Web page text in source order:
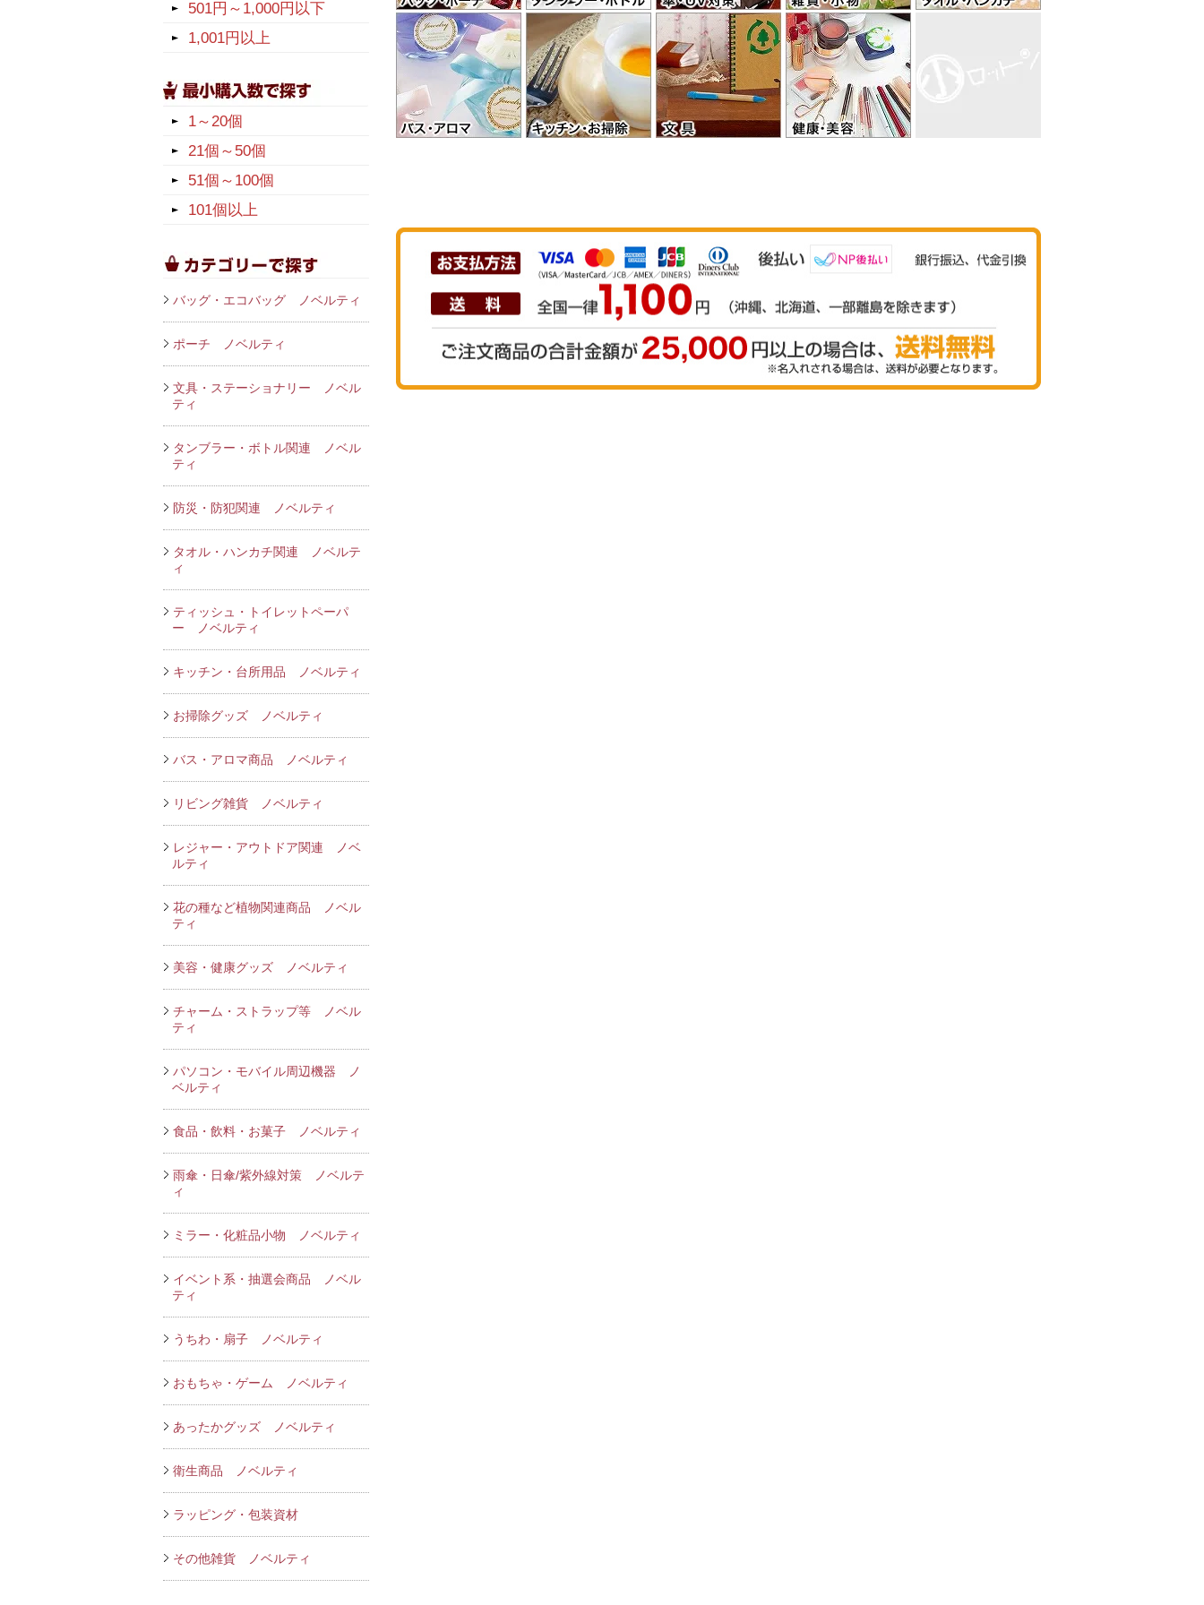
501円～1,000円以下
1,001円以上
1～20個
21個～50個
51個～100個
101個以上
バッグ・エコバッグ ノベルティ
ポーチ ノベルティ
文具・ステーショナリー ノベル
ティ
タンブラー・ボトル関連 ノベル
ティ
防災・防犯関連 ノベルティ
タオル・ハンカチ関連 ノベルテ
ィ
ティッシュ・トイレットペーパ
ー ノベルティ
キッチン・台所用品 ノベルティ
お掃除グッズ ノベルティ
バス・アロマ商品 ノベルティ
リビング雑貨 ノベルティ
レジャー・アウトドア関連 ノベ
ルティ
花の種など植物関連商品 ノベル
ティ
美容・健康グッズ ノベルティ
チャーム・ストラップ等 ノベル
ティ
パソコン・モバイル周辺機器 ノ
ベルティ
食品・飲料・お菓子 ノベルティ
雨傘・日傘/紫外線対策 ノベルテ
ィ
ミラー・化粧品小物 ノベルティ
イベント系・抽選会商品 ノベル
ティ
うちわ・扇子 ノベルティ
おもちゃ・ゲーム ノベルティ
あったかグッズ ノベルティ
衛生商品 ノベルティ
ラッピング・包装資材
その他雑貨 ノベルティ